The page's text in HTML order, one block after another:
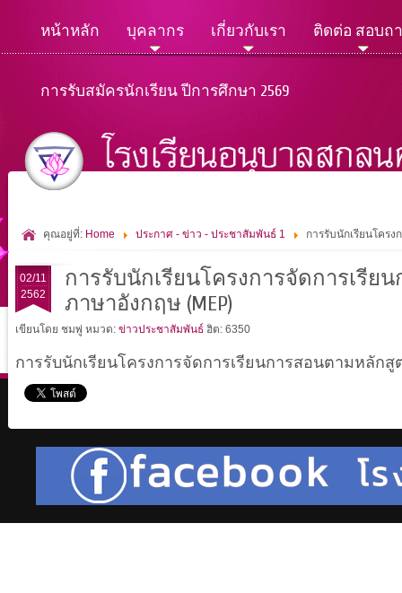
หน้าหลัก บุคลากร เกี่ยวกับเรา ติดต่อ สอบถ
การรับสมัครนักเรียน ปีการศึกษา 2569
คุณอยู่ที่: Home ประกาศ - ข่าว - ประชาสัมพันธ์ 1 การรับนักเรียนโคร
02/11
2562
การรับนักเรียนโครงการจัดการเรี
ภาษาอังกฤษ (MEP)
เขียนโดย ชมพู่ หมวด: ข่าวประชาสัมพันธ์ ฮิต: 6350
การรับนักเรียนโครงการจัดการเรียนการสอนตามหลัก